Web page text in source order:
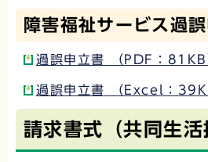
障害福祉サービス過
過誤申立書 （PDF：81KB
過誤申立書 （Excel：
請求書式（共同生活